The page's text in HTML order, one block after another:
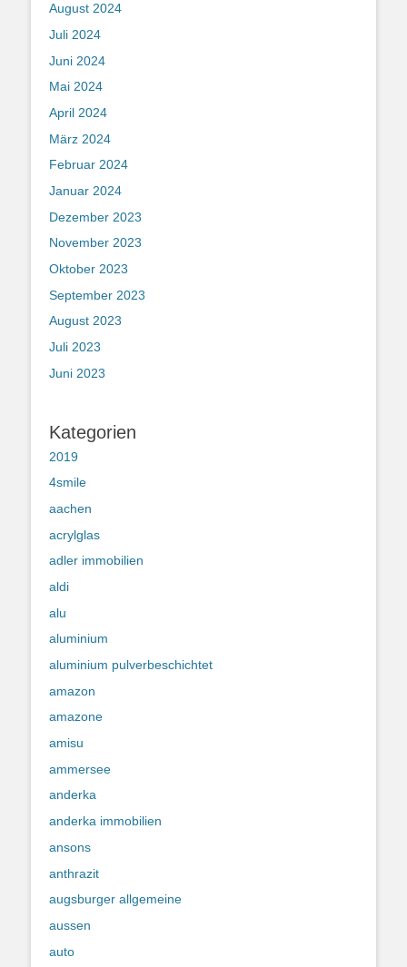
August 2024
Juli 2024
Juni 2024
Mai 2024
April 2024
März 2024
Februar 2024
Januar 2024
Dezember 2023
November 2023
Oktober 2023
September 2023
August 2023
Juli 2023
Juni 2023
Kategorien
2019
4smile
aachen
acrylglas
adler immobilien
aldi
alu
aluminium
aluminium pulverbeschichtet
amazon
amazone
amisu
ammersee
anderka
anderka immobilien
ansons
anthrazit
augsburger allgemeine
aussen
auto